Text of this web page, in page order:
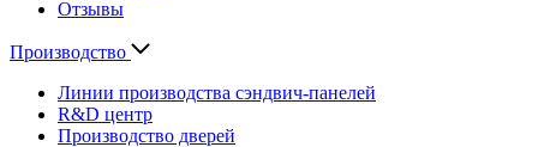
Отзывы
Производство
Линии производства сэндвич-панелей
R&D центр
Производство дверей